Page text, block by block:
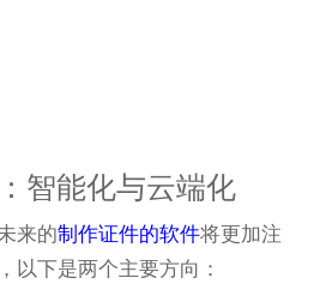
智能化与云端化
来的制作证件的软件将更加注
以下是两个主要方向：